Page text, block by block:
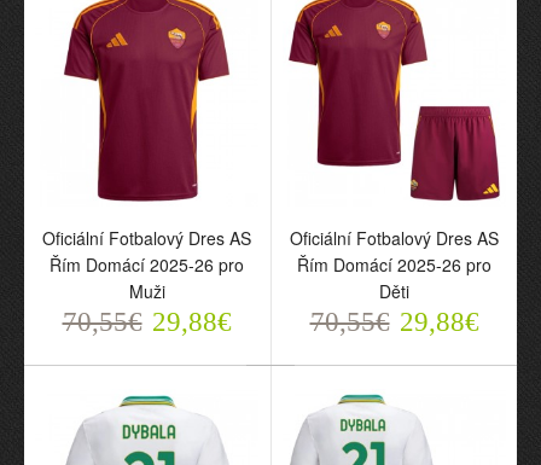
Oficiální Fotbalový Dres
AS Řím Třetí 2025-26 pro
70,55€ 29,88€
Oficiální Fotbalový Dres
AS Řím Třetí 2025-26 pro
Děti
29,88€
Oficiální Fotbalový Dres AS
Řím Domácí 2025-26 pro
Muži
70,55€ 29,88€
Oficiální Fotbalový Dres AS
Řím Domácí 2025-26 pro
Děti
70,55€ 29,88€